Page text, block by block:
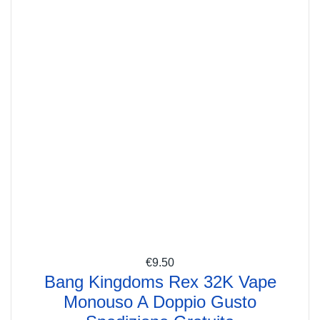
€9.50
Bang Kingdoms Rex 32K Vape
Monouso A Doppio Gusto